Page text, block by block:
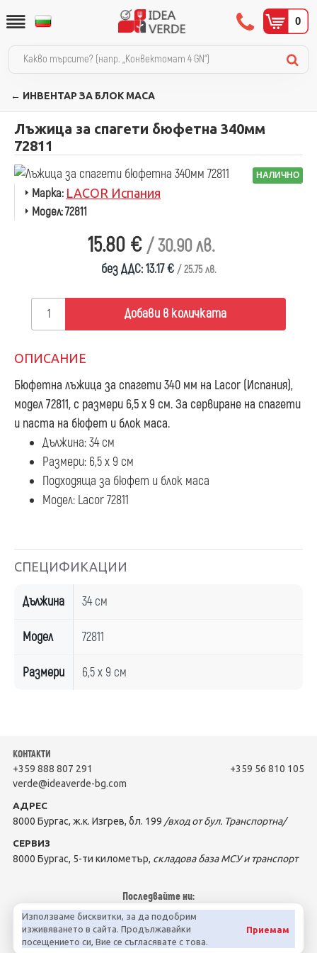
Използваме бисквитки, за да подобрим
изживяването в сайта. Продължавайки
посещението си, Вие се съгласявате с това.
Приемам
0
← ИНВЕНТАР ЗА БЛОК МАСА
Лъжица за спагети бюфетна 340мм
72811
НАЛИЧНО
15.80 € / 30.90 лв.
без ДДС: 13.17 € / 25.75 лв.
Марка: LACOR Испания
Модел:72811
Добави в количката
ОПИСАНИЕ
Бюфетна лъжица за спагети 340 мм на Lacor (Испания),
модел 72811, с размери 6,5 х 9 см. За сервиране на спагети
и паста на бюфет и блок маса.
Дължина: 34 см
Размери: 6,5 х 9 см
Подходяща за бюфет и блок маса
Модел: Lacor 72811
СПЕЦИФИКАЦИИ
Дължина 34 см
Модел 72811
Размери 6,5 х 9 см
КОНТАКТИ
+359 888 807 291
+359 56 810 105
verde@ideaverde-bg.com
АДРЕС
8000 Бургас, ж.к. Изгрев, бл. 199 /вход от бул. Транспортна/
СЕРВИЗ
8000 Бургас, 5-ти километър, складова база МСУ и транспорт
Последвайте ни: